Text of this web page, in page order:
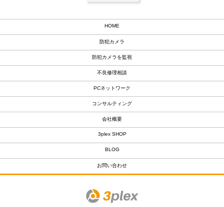
HOME
防犯カメラ
防犯カメラを監視
不良修理相談
PCネットワーク
コンサルティング
会社概要
3plex SHOP
BLOG
お問い合わせ